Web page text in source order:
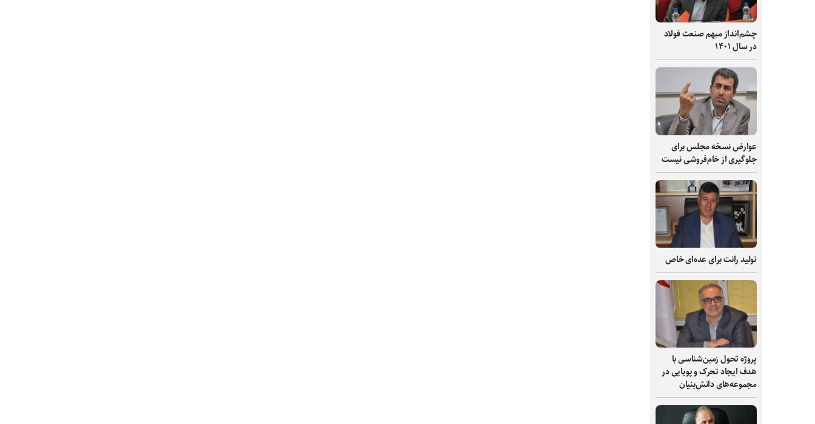
چشم‌انداز مبهم صنعت فولاد
در سال ۱۴۰۱
عوارض نسخه مجلس برای
جلوگیری از خام‌فروشی نیست
تولید رانت برای عده‌ای خاص
پروژه تحول زمین‌شناسی با
هدف ایجاد تحرک و پویایی در
مجموعه‌های دانش‌بنیان